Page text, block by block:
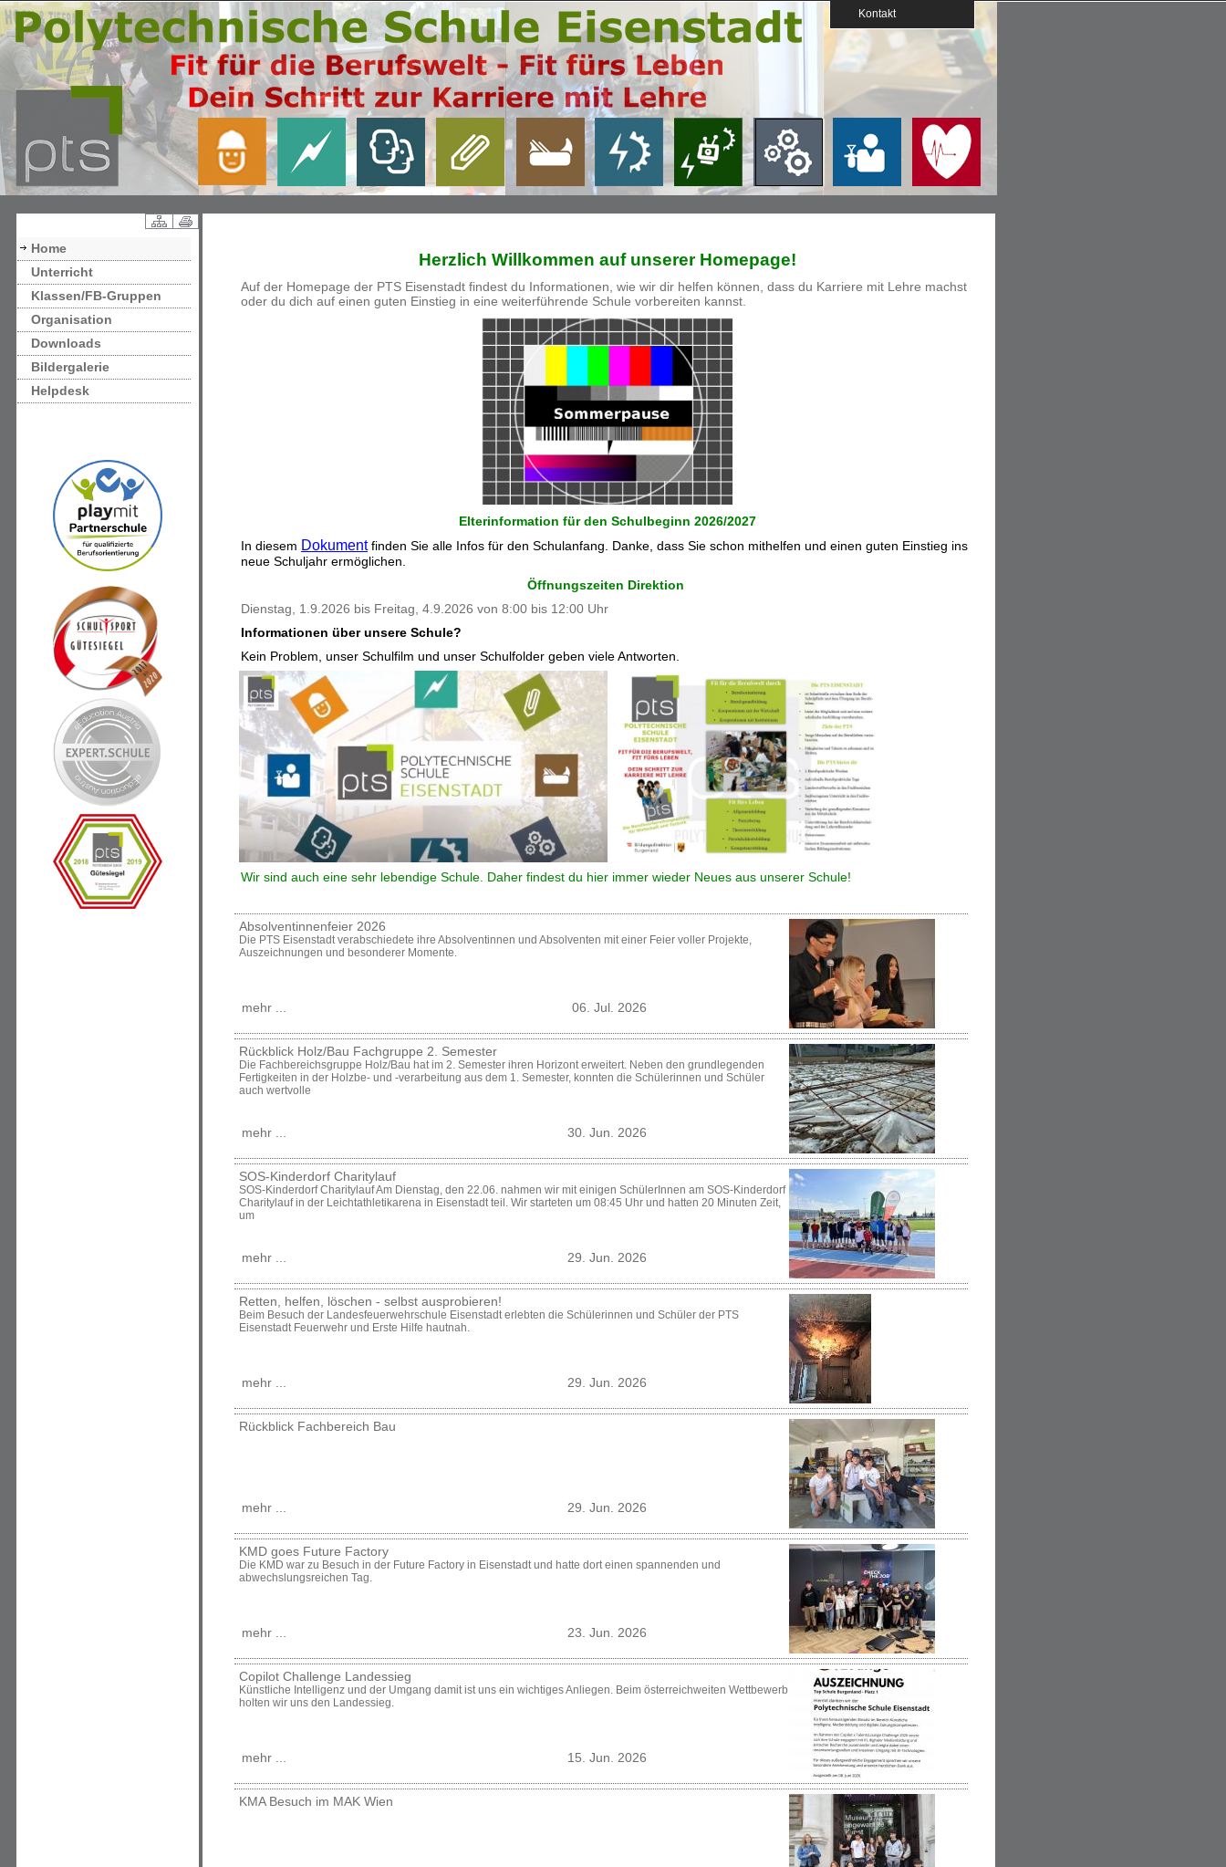
Kontakt
Home
Unterricht
Klassen/FB-Gruppen
Organisation
Downloads
Bildergalerie
Helpdesk
Herzlich Willkommen auf unserer Homepage!
Auf der Homepage der PTS Eisenstadt findest du Informationen, wie wir dir helfen können, dass du Karriere mit Lehre machst
oder du dich auf einen guten Einstieg in eine weiterführende Schule vorbereiten kannst.
Elterinformation für den Schulbeginn 2026/2027
In diesem Dokumentfinden Sie alle Infos für den Schulanfang. Danke, dass Sie schon mithelfen und einen guten Einstieg ins
neue Schuljahr ermöglichen.
Öffnungszeiten Direktion
Dienstag, 1.9.2026 bis Freitag, 4.9.2026 von 8:00 bis 12:00 Uhr
Informationen über unsere Schule?
Kein Problem, unser Schulfilm und unser Schulfolder geben viele Antworten.
Wir sind auch eine sehr lebendige Schule. Daher findest du hier immer wieder Neues aus unserer Schule!
Absolventinnenfeier 2026
Die PTS Eisenstadt verabschiedete ihre Absolventinnen und Absolventen mit einer Feier voller Projekte,
Auszeichnungen und besonderer Momente.
mehr ... 06. Jul. 2026
Rückblick Holz/Bau Fachgruppe 2. Semester
Die Fachbereichsgruppe Holz/Bau hat im 2. Semester ihren Horizont erweitert. Neben den grundlegenden
Fertigkeiten in der Holzbe- und -verarbeitung aus dem 1. Semester, konnten die Schülerinnen und Schüler
auch wertvolle
mehr ... 30. Jun. 2026
SOS-Kinderdorf Charitylauf
SOS-Kinderdorf Charitylauf Am Dienstag, den 22.06. nahmen wir mit einigen SchülerInnen am SOS-Kinderdorf
Charitylauf in der Leichtathletikarena in Eisenstadt teil. Wir starteten um 08:45 Uhr und hatten 20 Minuten Zeit,
um
mehr ... 29. Jun. 2026
Retten, helfen, löschen - selbst ausprobieren!
Beim Besuch der Landesfeuerwehrschule Eisenstadt erlebten die Schülerinnen und Schüler der PTS
Eisenstadt Feuerwehr und Erste Hilfe hautnah.
mehr ... 29. Jun. 2026
Rückblick Fachbereich Bau
mehr ... 29. Jun. 2026
KMD goes Future Factory
Die KMD war zu Besuch in der Future Factory in Eisenstadt und hatte dort einen spannenden und
abwechslungsreichen Tag.
mehr ... 23. Jun. 2026
Copilot Challenge Landessieg
Künstliche Intelligenz und der Umgang damit ist uns ein wichtiges Anliegen. Beim österreichweiten Wettbewerb
holten wir uns den Landessieg.
mehr ... 15. Jun. 2026
KMA Besuch im MAK Wien